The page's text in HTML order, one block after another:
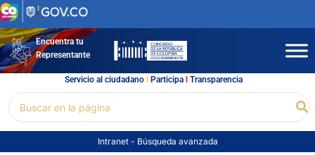
Ir
al
contenidoEncuentra tu
Representante
Servicio al ciudadano l Participal Transparencia
por:
Intranet - Búsqueda avanzada